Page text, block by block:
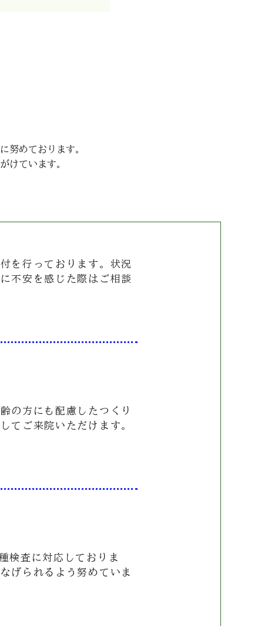
努めております。
けています。
を行っております。状況
不安を感じた際はご相談
の方にも配慮したつくり
てご来院いただけます。
検査に対応しておりま
げられるよう努めていま